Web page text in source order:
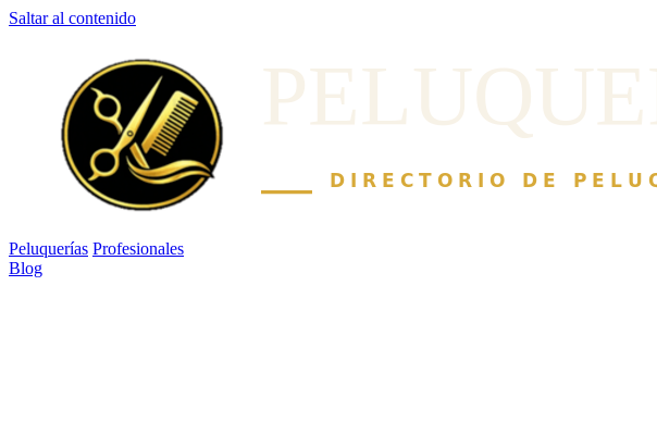
Saltar al contenido
Peluquerías Profesionales
Blog